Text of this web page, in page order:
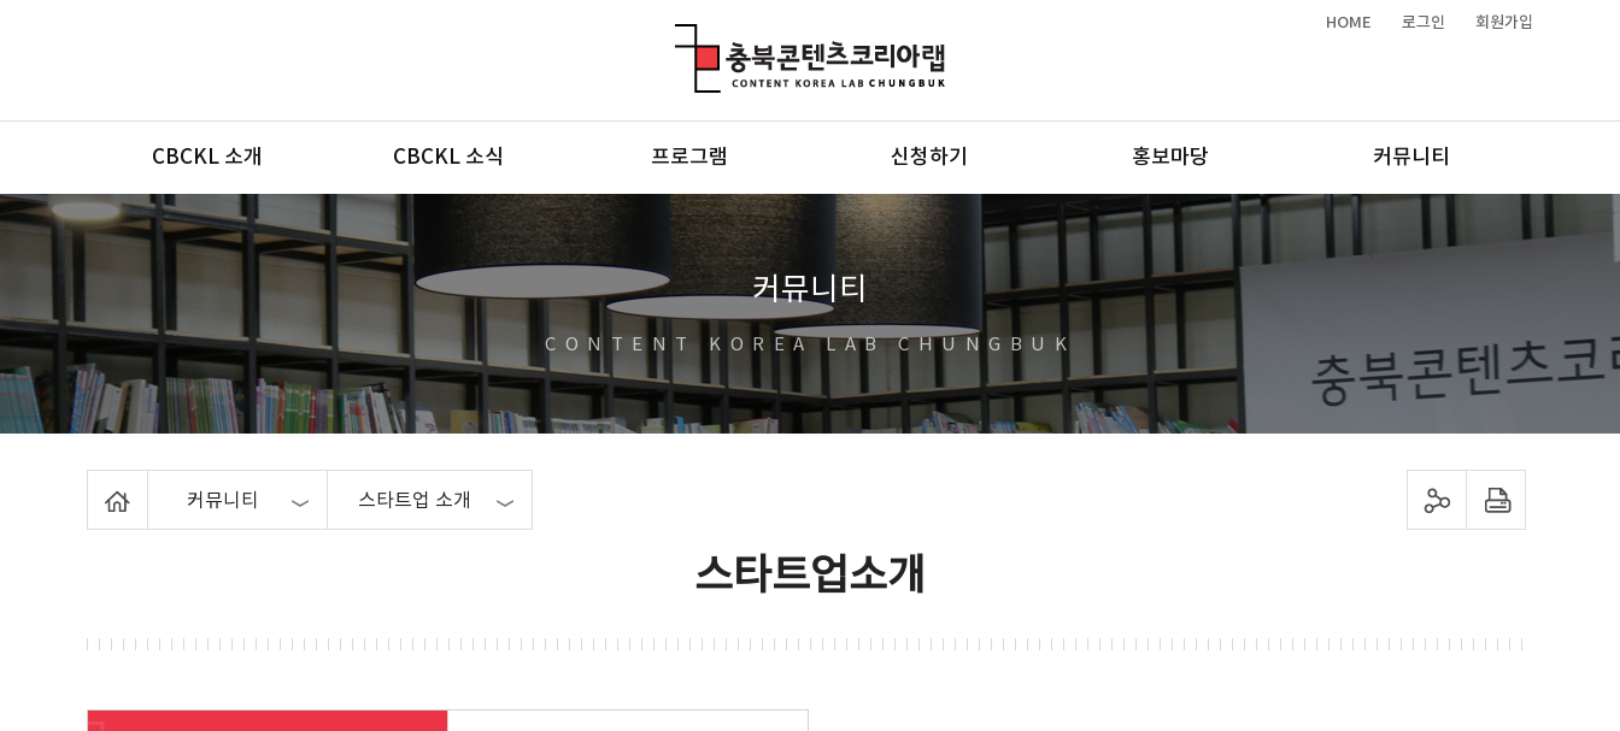
HOME 로그인 회원가입
메뉴
CBCKL 소개 CBCKL 소식 프로그램 신청하기 홍보마당 커뮤니티
커뮤니티
CONTENT KOREA LAB CHUNGBUK
커뮤니티 스타트업 소개 sns 공유하기 프린트하기
스타트업소개